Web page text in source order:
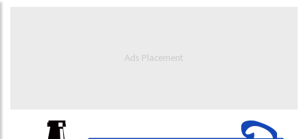
Ads Placement